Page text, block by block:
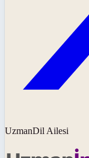
UzmanDil Ailesi